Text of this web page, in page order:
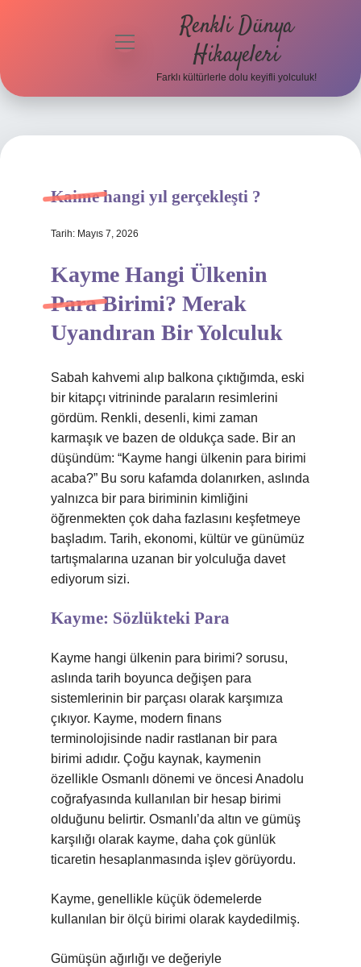
menüyü
Renkli Dünya
Hikayeleri
Farklı kültürlerle dolu keyifli yolculuk!
Kaime hangi yıl gerçekleşti ?
Tarih: Mayıs 7, 2026
Kayme Hangi Ülkenin
Para Birimi? Merak
Uyandıran Bir Yolculuk
Sabah kahvemi alıp balkona çıktığımda, eski
bir kitapçı vitrininde paraların resimlerini
gördüm. Renkli, desenli, kimi zaman
karmaşık ve bazen de oldukça sade. Bir an
düşündüm: “Kayme hangi ülkenin para birimi
acaba?” Bu soru kafamda dolanırken, aslında
yalnızca bir para biriminin kimliğini
öğrenmekten çok daha fazlasını keşfetmeye
başladım. Tarih, ekonomi, kültür ve günümüz
tartışmalarına uzanan bir yolculuğa davet
ediyorum sizi.
Kayme: Sözlükteki Para
Kayme hangi ülkenin para birimi? sorusu,
aslında tarih boyunca değişen para
sistemlerinin bir parçası olarak karşımıza
çıkıyor. Kayme, modern finans
terminolojisinde nadir rastlanan bir para
birimi adıdır. Çoğu kaynak, kaymenin
özellikle Osmanlı dönemi ve öncesi Anadolu
coğrafyasında kullanılan bir hesap birimi
olduğunu belirtir. Osmanlı’da altın ve gümüş
karşılığı olarak kayme, daha çok günlük
ticaretin hesaplanmasında işlev görüyordu.
Kayme, genellikle küçük ödemelerde
kullanılan bir ölçü birimi olarak kaydedilmiş.
Gümüşün ağırlığı ve değeriyle